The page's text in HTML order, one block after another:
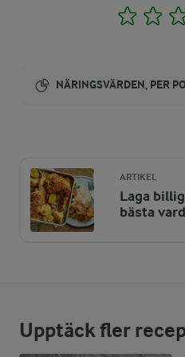
1 2
NÄRINGSVÄRDEN, PER
ENERGIDISTRIBUTION %
NÄRINGSVÄRDEN PER
Fett:
55,6 %
23 g
ARTIKEL
Laga
bästa
Upptäck fler